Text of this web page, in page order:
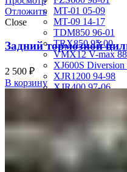
MT-01 05-09
MT-09 14-17
TDM850 96-01
TRX850 95-00
VMX12 V-max
XJ600S Diversion
XJR1200 94-98
XJR400 97-06
XV750 Virago 85-
XVS400 Drag Star
XVZ1300 Royal
YZF-1000R
Отложить
Close
Задний тормозной
2 500 ₽
В корзину